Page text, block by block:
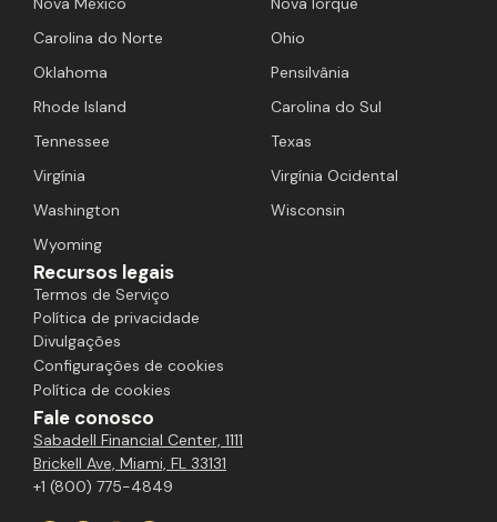
Carolina do Norte
Ohio
Oklahoma
Pensilvânia
Rhode Island
Carolina do Sul
Tennessee
Texas
Virgínia
Virgínia Ocidental
Washington
Wisconsin
Wyoming
Recursos legais
Termos de Serviço
Política de privacidade
Divulgações
Configurações de cookies
Política de cookies
Fale conosco
Sabadell Financial Center, 1111
Brickell Ave, Miami, FL 33131
+1 (800) 775-4849